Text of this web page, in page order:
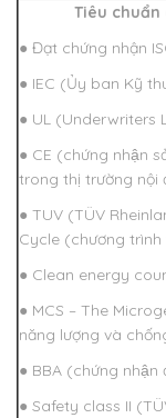
Tiêu
● Đạt chứng nhận
● IEC (Ủy ban Kỹ
● UL (Underwriters
● CE (chứng nhận
trong thị trường nội
● TUV (TÜV
Cycle (chương
● Clean energy
● MCS – The
năng lượng và
● BBA (chứng
● Safety class II